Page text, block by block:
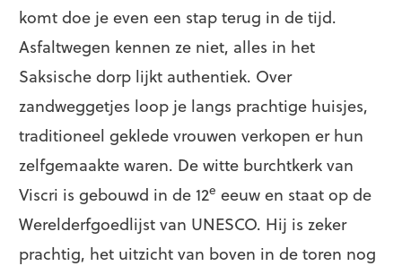
komt doe je even een stap terug in de tijd.
Asfaltwegen kennen ze niet, alles in het
Saksische dorp lijkt authentiek. Over
zandweggetjes loop je langs prachtige huisjes,
traditioneel geklede vrouwen verkopen er hun
zelfgemaakte waren. De witte burchtkerk van
Viscri is gebouwd in de 12e eeuw en staat op de
Werelderfgoedlijst van UNESCO. Hij is zeker
prachtig, het uitzicht van boven in de toren nog